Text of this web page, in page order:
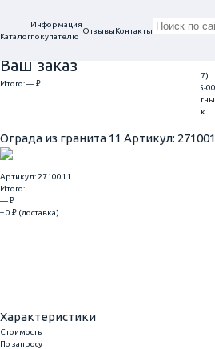
Каталог
Информация
покупателю
ОтзывыКонтакты
Ваш заказ
Итого:— ₽
Проконсультируем
+7 (917)
113-05-00
звонок
Ограда из гранита 11 Артикул:
Артикул: 2710011
Итого:
— ₽
+ 0 ₽ (доставка)
Характеристики
Стоимость
По запросу